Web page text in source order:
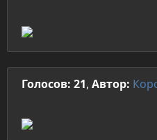
Голосов: 21, Автор: